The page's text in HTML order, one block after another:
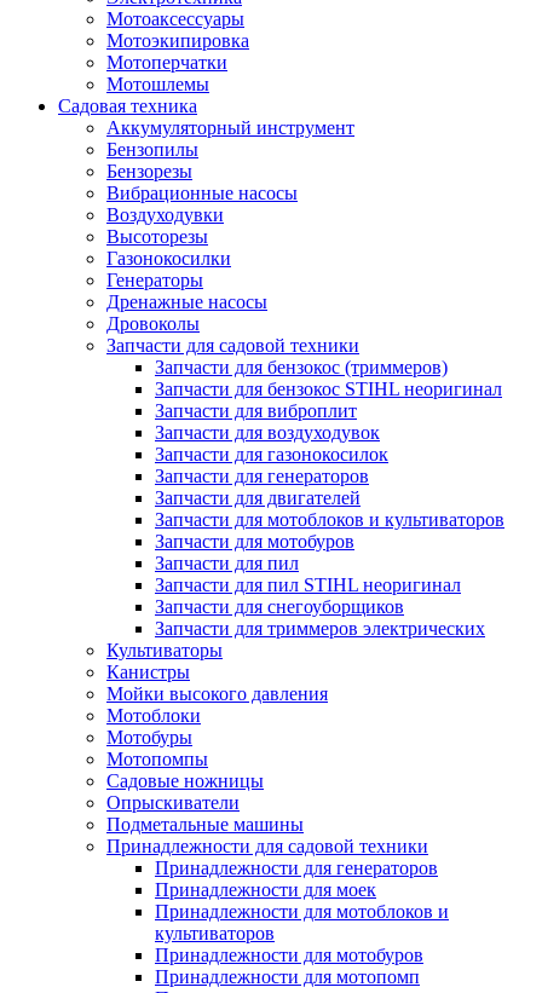
Мотоаксессуары
Мотоэкипировка
Мотоперчатки
Мотошлемы
Садовая техника
Аккумуляторный инструмент
Бензопилы
Бензорезы
Вибрационные насосы
Воздуходувки
Высоторезы
Газонокосилки
Генераторы
Дренажные насосы
Дровоколы
Запчасти для садовой техники
Запчасти для бензокос (триммеров)
Запчасти для бензокос STIHL неоригинал
Запчасти для виброплит
Запчасти для воздуходувок
Запчасти для газонокосилок
Запчасти для генераторов
Запчасти для двигателей
Запчасти для мотоблоков и культиваторов
Запчасти для мотобуров
Запчасти для пил
Запчасти для пил STIHL неоригинал
Запчасти для снегоуборщиков
Запчасти для триммеров электрических
Культиваторы
Канистры
Мойки высокого давления
Мотоблоки
Мотобуры
Мотопомпы
Садовые ножницы
Опрыскиватели
Подметальные машины
Принадлежности для садовой техники
Принадлежности для генераторов
Принадлежности для моек
Принадлежности для мотоблоков и
культиваторов
Принадлежности для мотобуров
Принадлежности для мотопомп